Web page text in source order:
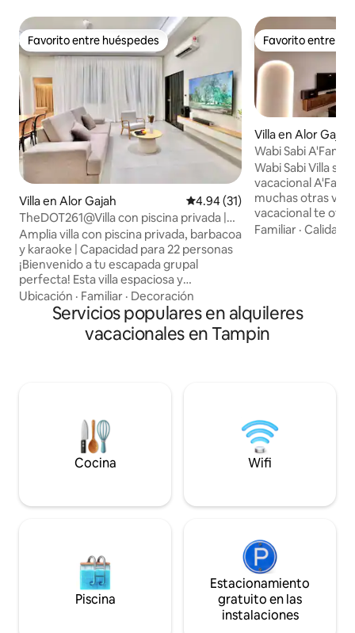
Favorito entre huéspedes
Favorito entre huéspedes
Villa en Alor Gajah Calificación promedio: 4.94 de
4.94 (31)
TheDOT261@Villa con piscina privada |
Capacidad para 22 personas
Amplia villa con piscina privada, barbacoa
y karaoke | Capacidad para 22 personas
¡Bienvenido a tu escapada grupal
perfecta! Esta villa espaciosa y
totalmente equipada es ideal para
familias numerosas. Con 5 cómodas
habitaciones, 4 baños limpios y
modernos, y la capacidad de alojar hasta
estancia cómoda e inolvidable. ¡Reserva
tu escapada hoy mismo!
Ubicación · Familiar · Decoración
Favorito entre
Favorito entre
Villa en Alor Gajah
Wabi Sabi
Wabi Sabi Villa
vacacional
muchas otras
vacacional te
hermosos.
comercial temático. El nombre
Sabi» proviene de
que se centra en
Familiar ·Calidad-
Servicios populares en alquileres
vacacionales en Tampin
Cocina Wifi
Piscina
Estacionamiento
gratuito en las
instalaciones